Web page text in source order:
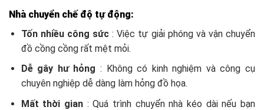
Nhà chuyển chế độ tự động:
Tốn nhiều công sức : Việc tự giải phóng và vận chuyển
đồ cồng cồng rất mệt mỏi.
Dễ gây hư hỏng : Không có kinh nghiệm và công cụ
chuyên nghiệp dễ dàng làm hỏng đồ họa.
Mất thời gian : Quá trình chuyển nhà kéo dài nếu bạn